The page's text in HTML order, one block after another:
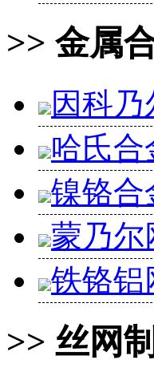
>> 金属
因科乃
哈氏合
镍铬合
蒙乃尔
铁铬铝
>> 丝网